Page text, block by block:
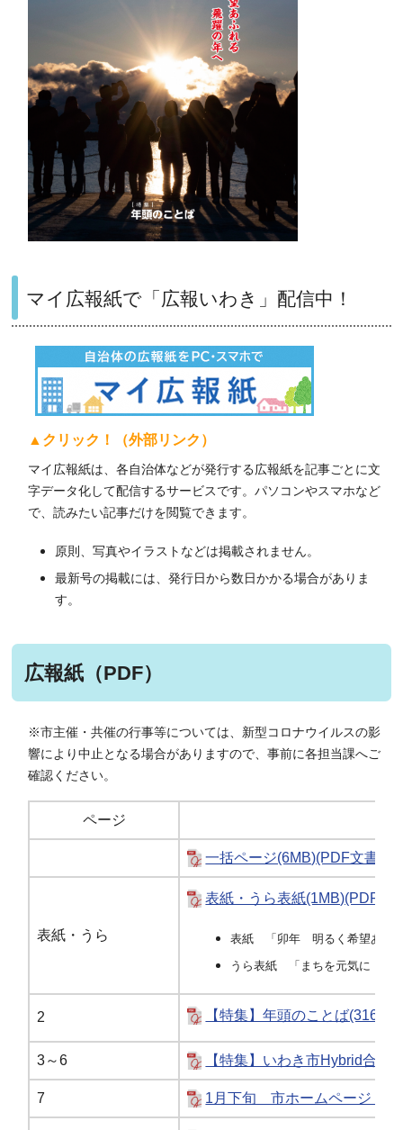
マイ広報紙で「広報いわき」配信中！
▲クリック！（外部リンク）
マイ広報紙は、各自治体などが発行する広報紙を記事ごとに文
字データ化して配信するサービスです。パソコンやスマホなど
で、読みたい記事だけを閲覧できます。
原則、写真やイラストなどは掲載されません。
最新号の掲載には、発行日から数日かかる場合がありま
す。
広報紙（PDF）
※市主催・共催の行事等については、新型コロナウイルスの影
響により中止となる場合がありますので、事前に各担当課へご
確認ください。
ページ
一括ページ(6MB)(PDF文書)
表紙・うら
表紙・うら表紙(1MB)(PDF文
表紙 「卯年 明るく希望あふ
うら表紙 「まちを元気に！地
2 【特集】年頭のことば
3～6 【特集】いわき市Hybrid合同
7 1月下旬 市ホームページ リ